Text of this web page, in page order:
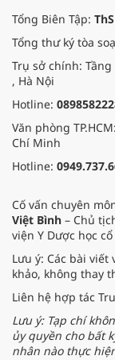
Tổng Biên Tập:
Tổng thư ký tòa
Trụ sở chính:
, Hà Nội
Hotline:
Văn phòng
Chí Minh
Hotline:
Cố vấn chuyên
Việt Bình – Chủ
viện Y Dược học
Lưu ý: Các bài
khảo, không thay
Liên hệ hợp tác
Lưu ý: Tạp chí
ủy quyền cho bất
nhân nào thực